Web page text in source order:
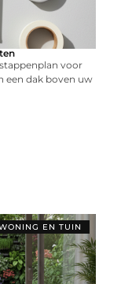
voor
een dak boven uw
EN TUIN